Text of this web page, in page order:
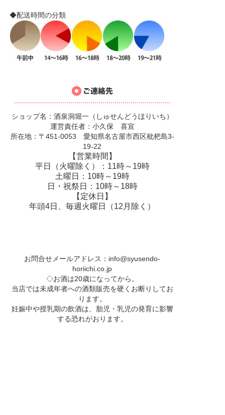
◆配送時間の分類
ショップ名：酒泉洞堀一（しゅせんどうほりいち）
運営責任者：小久保 喜宣
所在地：〒451-0053 愛知県名古屋市西区枇杷島3-
19-22
【営業時間】
平日（火曜除く）：11時～19時
土曜日：10時～19時
日・祝祭日：10時～18時
【定休日】
年頭4日、毎週火曜日（12月除く）
お問合せメールアドレス： info@syusendo-
horiichi.co.jp
◇お酒は20歳になってから。
当店では未成年者への酒類販売を硬くお断りしてお
ります。
妊娠中や授乳期の飲酒は、胎児・乳児の発育に影響
する恐れがおります。